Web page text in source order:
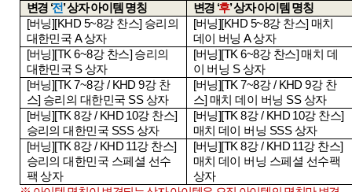
변경 ‘전’상자 아이템 명칭 변경 ‘후’상자 아이템 명칭
[버닝][KHD 5~8강 찬스] 승리의
대한민국 A상자
[버닝][KHD 5~8강 찬스]매치
데이 버닝 A상자
[버닝][TK 6~8강 찬스]승리의
대한민국 S상자
[버닝][TK 6~8강 찬스]매치 데
이 버닝 S상자
[버닝][TK 7~8강/ KHD 9강 찬
스] 승리의 대한민국 SS상자
[버닝][TK 7~8강/ KHD 9강 찬
스]매치 데이 버닝 SS상자
[버닝][TK 8강/ KHD 10강 찬스]
승리의 대한민국 SSS상자
[버닝][TK 8강/ KHD 10강 찬스]
매치 데이 버닝 SSS상자
[버닝][TK 8강/ KHD 11강 찬스]
승리의 대한민국 스페셜 선수
팩 상자
[버닝][TK 8강/ KHD 11강 찬스]
매치 데이 버닝 스페셜 선수팩
상자